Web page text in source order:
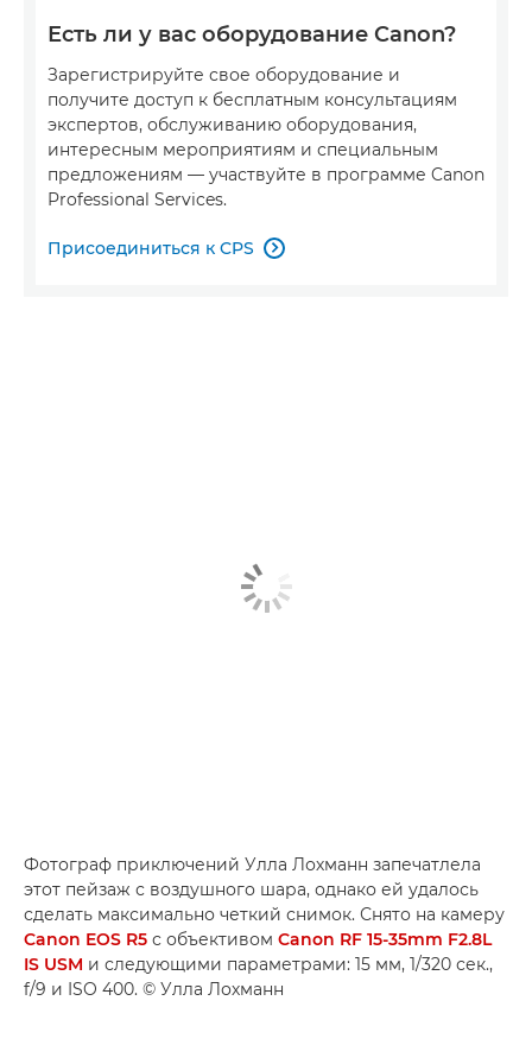
Есть ли у вас оборудование Canon?
Зарегистрируйте свое оборудование и
получите доступ к бесплатным консультациям
экспертов, обслуживанию оборудования,
интересным мероприятиям и специальным
предложениям — участвуйте в программе Canon
Professional Services.
Присоединиться к CPS 
Фотограф приключений Улла Лохманн запечатлела
этот пейзаж с воздушного шара, однако ей удалось
сделать максимально четкий снимок. Снято на камеру
Canon EOS R5 с объективом Canon RF 15-35mm F2.8L
IS USM и следующими параметрами: 15 мм, 1/320 сек.,
f/9 и ISO 400. © Улла Лохманн